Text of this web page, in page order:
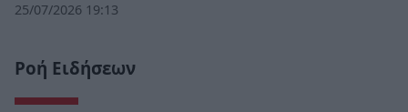
25/07/2026 19:13
Ροή Ειδήσεων